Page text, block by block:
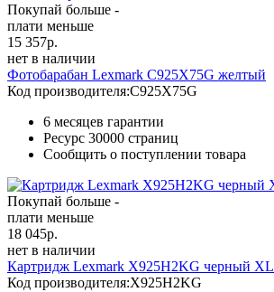
Покупай больше -
плати меньше
15 357р.
нет в наличии
Фотобарабан Lexmark C925X75G желтый
Код производителя:C925X75G
6 месяцев гарантии
Ресурс 30000 страниц
Сообщить о поступлении товара
Покупай больше -
плати меньше
18 045р.
нет в наличии
Картридж Lexmark X925H2KG черный XL
Код производителя:X925H2KG